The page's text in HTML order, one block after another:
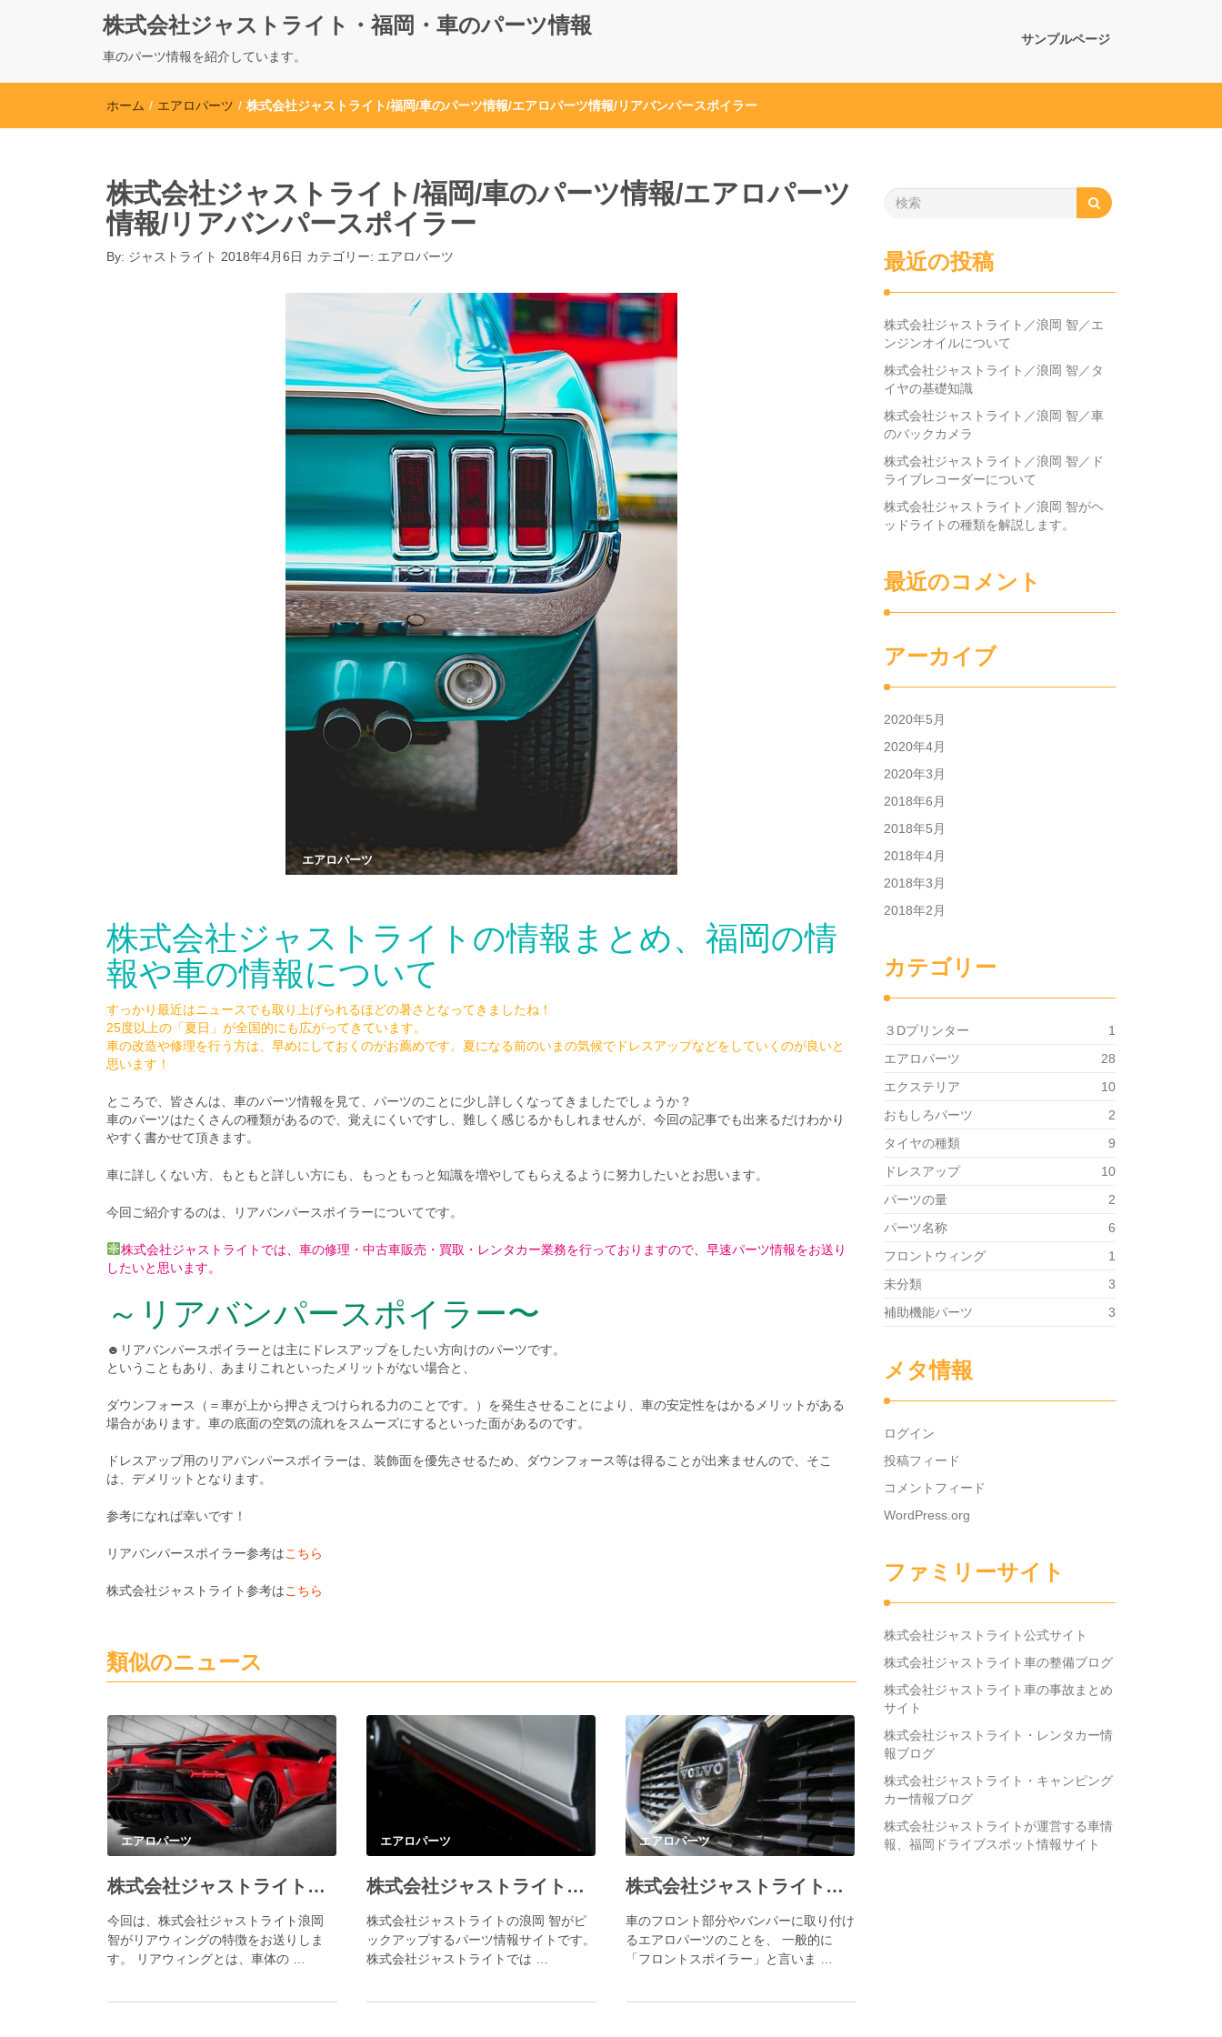
株式会社ジャストライト・福岡・車のパーツ情報
車のパーツ情報を紹介しています。
サンプルページ
ホーム / エアロパーツ / 株式会社ジャストライト/福岡/車のパーツ情報/エアロパーツ情報/リアバンパースポイラー
株式会社ジャストライト/福岡/車のパーツ情報/エアロパーツ
情報/リアバンパースポイラー
By: ジャストライト 2018年4月6日 カテゴリー: エアロパーツ
エアロパーツ
株式会社ジャストライトの情報まとめ、福岡の情
報や車の情報について
すっかり最近はニュースでも取り上げられるほどの暑さとなってきましたね！
25度以上の「夏日」が全国的にも広がってきています。
車の改造や修理を行う方は、早めにしておくのがお薦めです。夏になる前のいまの気候でドレスアップなどをしていくのが良いと
思います！
ところで、皆さんは、車のパーツ情報を見て、パーツのことに少し詳しくなってきましたでしょうか？
車のパーツはたくさんの種類があるので、覚えにくいですし、難しく感じるかもしれませんが、今回の記事でも出来るだけわかり
やすく書かせて頂きます。
車に詳しくない方、もともと詳しい方にも、もっともっと知識を増やしてもらえるように努力したいとお思います。
今回ご紹介するのは、リアバンパースポイラーについてです。
株式会社ジャストライトでは、車の修理・中古車販売・買取・レンタカー業務を行っておりますので、早速パーツ情報をお送り
したいと思います。
～リアバンパースポイラー〜
☻リアバンパースポイラーとは主にドレスアップをしたい方向けのパーツです。
ということもあり、あまりこれといったメリットがない場合と、
ダウンフォース（＝車が上から押さえつけられる力のことです。）を発生させることにより、車の安定性をはかるメリットがある
場合があります。車の底面の空気の流れをスムーズにするといった面があるのです。
ドレスアップ用のリアバンパースポイラーは、装飾面を優先させるため、ダウンフォース等は得ることが出来ませんので、そこ
は、デメリットとなります。
参考になれば幸いです！
リアバンパースポイラー参考はこちら
株式会社ジャストライト参考はこちら
類似のニュース
エアロパーツ
株式会社ジャストライト／浪岡智がリアウィングについてご紹介。
今回は、株式会社ジャストライト浪岡
智がリアウィングの特徴をお送りしま
す。 リアウィングとは、車体の …
エアロパーツ
株式会社ジャストライト／浪岡智がサイドステップについてお送りします。
株式会社ジャストライトの浪岡 智がピ
ックアップするパーツ情報サイトです。
株式会社ジャストライトでは …
エアロパーツ
株式会社ジャストライト／浪岡智がフロントスポイラーについてご紹介します。
車のフロント部分やバンパーに取り付け
るエアロパーツのことを、 一般的に
「フロントスポイラー」と言いま …
最近の投稿
株式会社ジャストライト／浪岡 智／エ
ンジンオイルについて
株式会社ジャストライト／浪岡 智／タ
イヤの基礎知識
株式会社ジャストライト／浪岡 智／車
のバックカメラ
株式会社ジャストライト／浪岡 智／ド
ライブレコーダーについて
株式会社ジャストライト／浪岡 智がヘ
ッドライトの種類を解説します。
最近のコメント
アーカイブ
2020年5月
2020年4月
2020年3月
2018年6月
2018年5月
2018年4月
2018年3月
2018年2月
カテゴリー
３Dプリンター
1
エアロパーツ
28
エクステリア
10
おもしろパーツ
2
タイヤの種類
9
ドレスアップ
10
パーツの量
2
パーツ名称
6
フロントウィング
1
未分類
3
補助機能パーツ
3
メタ情報
ログイン
投稿フィード
コメントフィード
WordPress.org
ファミリーサイト
株式会社ジャストライト公式サイト
株式会社ジャストライト車の整備ブログ
株式会社ジャストライト車の事故まとめ
サイト
株式会社ジャストライト・レンタカー情
報ブログ
株式会社ジャストライト・キャンピング
カー情報ブログ
株式会社ジャストライトが運営する車情
報、福岡ドライブスポット情報サイト